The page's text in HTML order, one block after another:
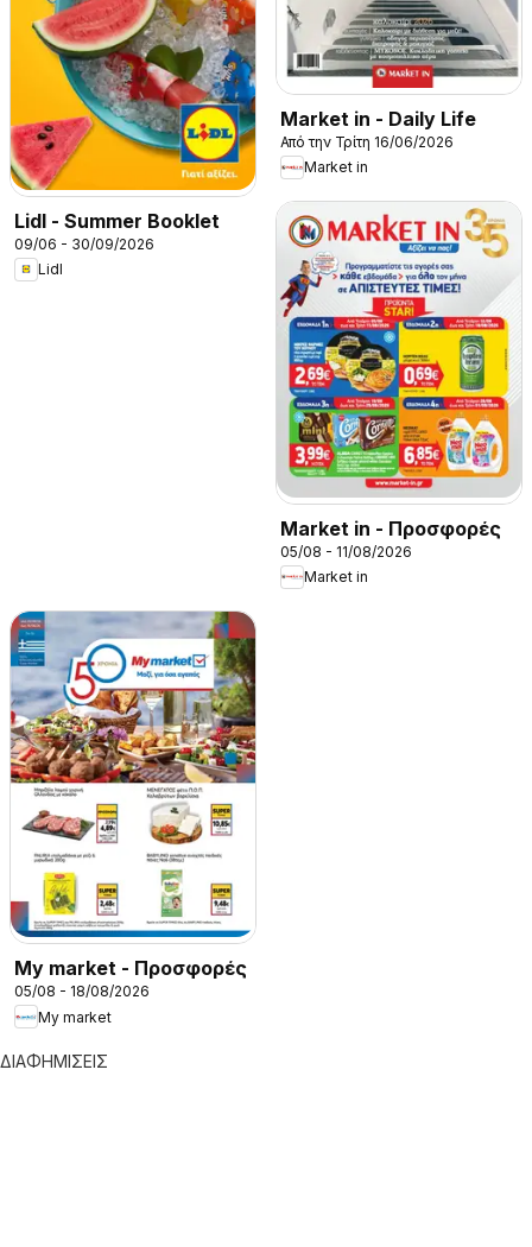
Lidl - Summer Booklet
09/06 - 30/09/2026
Lidl
Market in - Daily Life
Από την Τρίτη 16/06/2026
Market in
Market in - Προσφορές
05/08 - 11/08/2026
Market in
My market - Προσφορές
05/08 - 18/08/2026
My market
ΔΙΑΦΗΜΙΣΕΙΣ